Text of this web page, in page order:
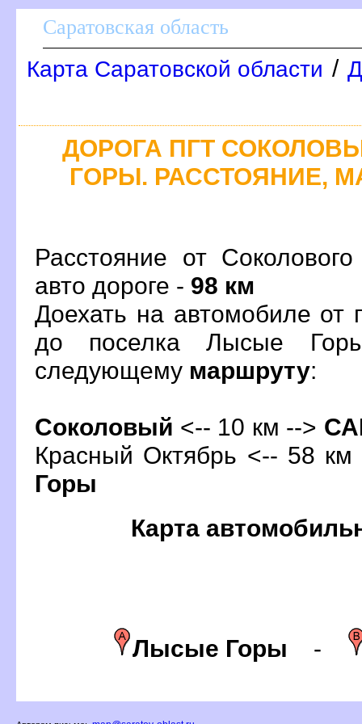
Саратовская область
Карта Саратовской области /
ДОРОГА ПГТ
ГОРЫ. РАССТОЯНИЕ,
Расстояние от
авто дороге - 98 км
Доехать на автомобиле от
до поселка Лысые
следующему маршруту:
Соколовый <-- 10 км -->
Красный Октябрь <-- 58
Горы
Карта
Лысые Горы -